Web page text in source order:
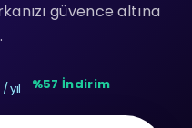
güvence altına
/ yıl %57 İndirim